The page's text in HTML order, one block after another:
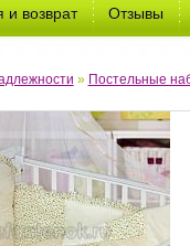
и возврат Отзывы
» Постельные